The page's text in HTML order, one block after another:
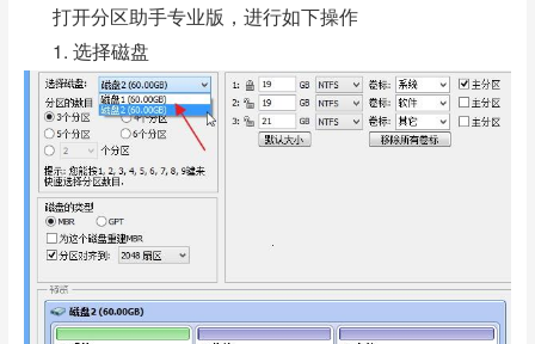
打开分区助手专业版，进行如下操作
1. 选择磁盘